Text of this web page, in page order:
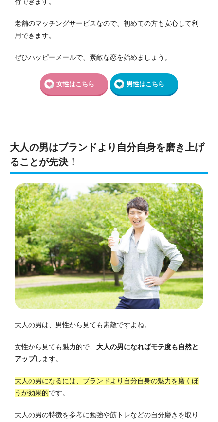
老舗のマッチングサービスなので、初めての方も安心して利
用できます。
ぜひハッピーメールで、素敵な恋を始めましょう。
女性はこちら 男性はこちら
大人の男はブランドより自分自身を磨き上げ
ることが先決！
大人の男は、男性から見ても素敵ですよね。
女性から見ても魅力的で、 大人の男になればモテ度も自然と
アップします。
大人の男になるには、ブランドより自分自身の魅力を磨くほ
うが効果的です。
大人の男の特徴を参考に勉強や筋トレなどの自分磨きを取り